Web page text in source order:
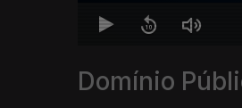
Domínio